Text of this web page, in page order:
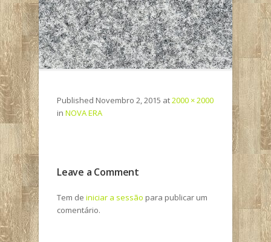
Published Novembro 2, 2015 at2000 × 2000
in NOVA ERA
Leave a Comment
Tem de iniciar a sessão para publicar um
comentário.